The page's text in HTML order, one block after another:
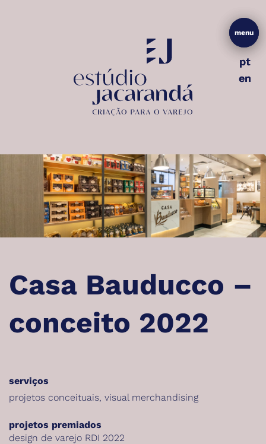
menu
pt
en
menu
pt
en
Casa Bauducco –
conceito 2022
serviços
projetos conceituais, visual merchandising
projetos premiados
design de varejo RDI 2022